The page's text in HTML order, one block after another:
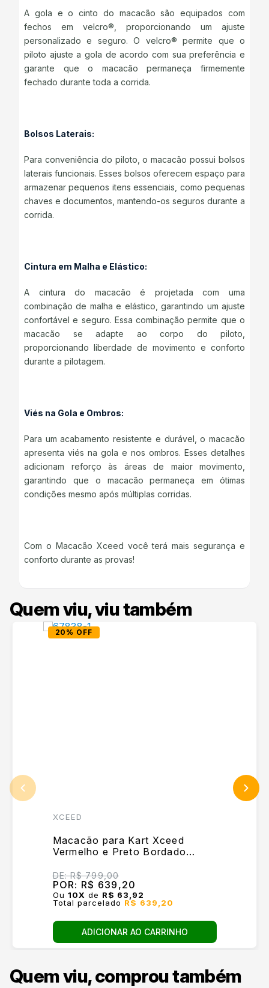
A gola e o cinto do macacão são equipados com
fechos em velcro®, proporcionando um ajuste
personalizado e seguro. O velcro® permite que o
piloto ajuste a gola de acordo com sua preferência e
garante que o macacão permaneça firmemente
fechado durante toda a corrida.
Bolsos Laterais:
Para conveniência do piloto, o macacão possui bolsos
laterais funcionais. Esses bolsos oferecem espaço para
armazenar pequenos itens essenciais, como pequenas
chaves e documentos, mantendo-os seguros durante a
corrida.
Cintura em Malha e Elástico:
A cintura do macacão é projetada com uma
combinação de malha e elástico, garantindo um ajuste
confortável e seguro. Essa combinação permite que o
macacão se adapte ao corpo do piloto,
proporcionando liberdade de movimento e conforto
durante a pilotagem.
Viés na Gola e Ombros:
Para um acabamento resistente e durável, o macacão
apresenta viés na gola e nos ombros. Esses detalhes
adicionam reforço às áreas de maior movimento,
garantindo que o macacão permaneça em ótimas
condições mesmo após múltiplas corridas.
Com o Macacão Xceed você terá mais segurança e
conforto durante as provas!
Quem viu, viu também
20% OFF
XCEED
Macacão para Kart Xceed
Vermelho e Preto Bordado
DE:R$ 799,00
POR: R$ 639,20
Ou 10X de R$ 63,92
Total parcelado R$ 639,20
ADICIONAR AO CARRINHO
Quem viu, comprou também